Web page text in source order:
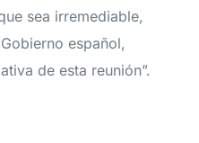
sea irremediable,
español,
de esta reunión”.